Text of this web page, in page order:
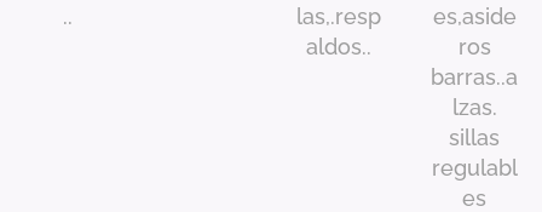
..
las,.resp
aldos..
es,aside
ros
barras..a
lzas.
sillas
regulabl
es